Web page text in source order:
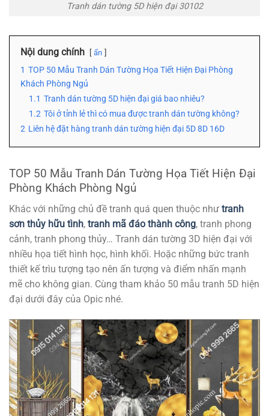
Tranh dán tường 5D hiện đại 30102
Nội dung chính ẩn
1 TOP 50 Mẫu Tranh Dán Tường Họa Tiết Hiện Đại Phòng
Khách Phòng Ngủ
1.1 Tranh dán tường 5D hiện đại giá bao nhiêu?
1.2 Tôi ở tỉnh lẻ thì có mua được tranh dán tường không?
2 Liên hệ đặt hàng tranh dán tường hiện đại 5D 8D 16D
TOP 50 Mẫu Tranh Dán Tường Họa Tiết Hiện Đại
Phòng Khách Phòng Ngủ
Khác với những chủ đề tranh quá quen thuộc như tranh
sơn thủy hữu tình, tranh mã đáo thành công, tranh phong
cảnh, tranh phong thủy… Tranh dán tường 3D hiện đại với
nhiều họa tiết hình học, hình khối. Hoặc những bức tranh
thiết kế trìu tượng tạo nên ấn tượng và điểm nhấn mạnh
mẽ cho không gian. Cùng tham khảo 50 mẫu tranh 5D hiện
đại dưới đây của Opic nhé.